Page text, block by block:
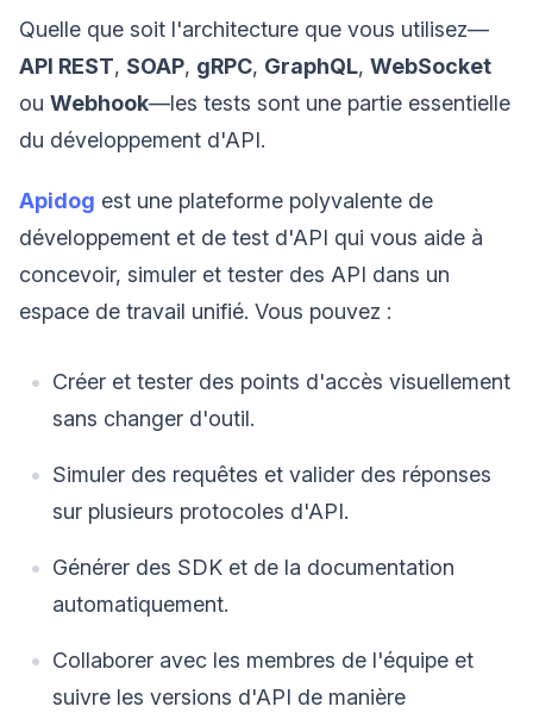
Quelle que soit l'architecture que vous utilisez—
API REST, SOAP, gRPC, GraphQL, WebSocket
ou Webhook—les tests sont une partie essentielle
du développement d'API.
Apidog est une plateforme polyvalente de
développement et de test d'API qui vous aide à
concevoir, simuler et tester des API dans un
espace de travail unifié. Vous pouvez :
Créer et tester des points d'accès visuellement
sans changer d'outil.
Simuler des requêtes et valider des réponses
sur plusieurs protocoles d'API.
Générer des SDK et de la documentation
automatiquement.
Collaborer avec les membres de l'équipe et
suivre les versions d'API de manière